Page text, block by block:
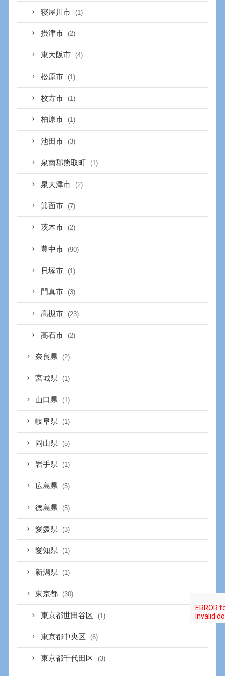
寝屋川市 (1)
摂津市 (2)
東大阪市 (4)
松原市 (1)
枚方市 (1)
柏原市 (1)
池田市 (3)
泉南郡熊取町 (1)
泉大津市 (2)
箕面市 (7)
茨木市 (2)
豊中市 (90)
貝塚市 (1)
門真市 (3)
高槻市 (23)
高石市 (2)
奈良県 (2)
宮城県 (1)
山口県 (1)
岐阜県 (1)
岡山県 (5)
岩手県 (1)
広島県 (5)
徳島県 (5)
愛媛県 (3)
愛知県 (1)
新潟県 (1)
東京都 (30)
東京都世田谷区 (1)
東京都中央区 (6)
東京都千代田区 (3)